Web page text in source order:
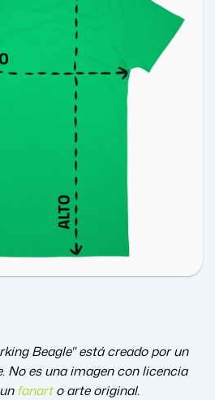
Beagle" está creado por un
No es una imagen con licencia
fanart o arte original.